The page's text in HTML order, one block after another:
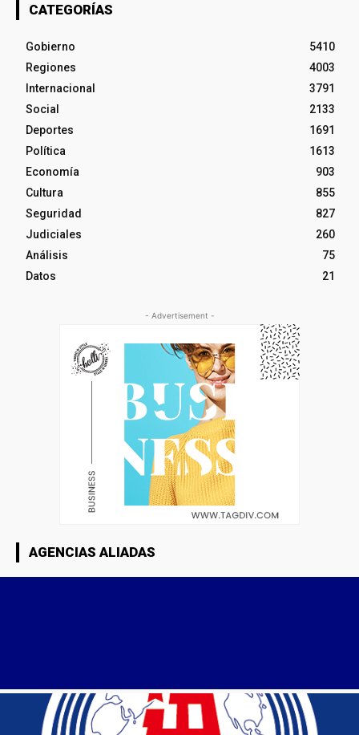
CATEGORÍAS
Gobierno
5410
Regiones
4003
Internacional
3791
Social
2133
Deportes
1691
Política
1613
Economía
903
Cultura
855
Seguridad
827
Judiciales
260
Análisis
75
Datos
21
- Advertisement -
AGENCIAS ALIADAS